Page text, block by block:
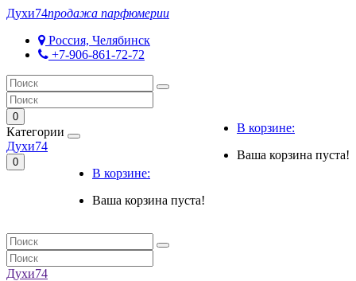
Духи74продажа парфюмерии
Россия, Челябинск
+7-906-861-72-72
0
В корзине:
Ваша корзина пуста!
Категории
Духи74
0
В корзине:
Ваша корзина пуста!
Духи74